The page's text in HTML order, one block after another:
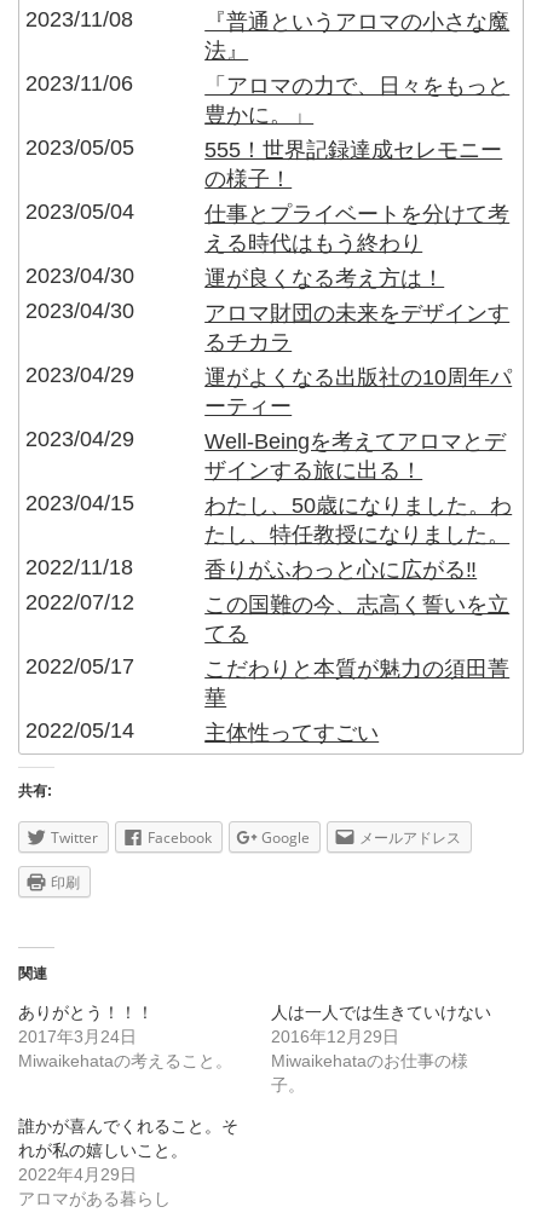
2023/11/08
『普通というアロマの小さな魔
法』
2023/11/06
「アロマの力で、日々をもっと
豊かに。」
2023/05/05
555！世界記録達成セレモニー
の様子！
2023/05/04
仕事とプライベートを分けて考
える時代はもう終わり
2023/04/30
運が良くなる考え方は！
2023/04/30
アロマ財団の未来をデザインす
るチカラ
2023/04/29
運がよくなる出版社の10周年パ
ーティー
2023/04/29
Well-Beingを考えてアロマとデ
ザインする旅に出る！
2023/04/15
わたし、50歳になりました。わ
たし、特任教授になりました。
2022/11/18
香りがふわっと心に広がる‼︎
2022/07/12
この国難の今、志高く誓いを立
てる
2022/05/17
こだわりと本質が魅力の須田菁
華
2022/05/14
主体性ってすごい
共有:
Twitter Facebook Google メールアドレス
印刷
関連
ありがとう！！！
2017年3月24日
Miwaikehataの考えること。
人は一人では生きていけない
2016年12月29日
Miwaikehataのお仕事の様
子。
誰かが喜んでくれること。そ
れが私の嬉しいこと。
2022年4月29日
アロマがある暮らし